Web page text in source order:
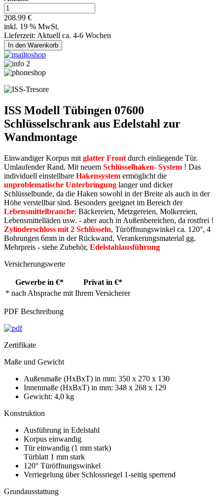
208.99 €
inkl. 19 % MwSt.
Lieferzeit: Aktuell ca. 4-6 Wochen
ISS Modell Tübingen 07600
Schlüsselschrank aus Edelstahl zur
Wandmontage
Einwandiger Korpus mit glatter Front durch einliegende Tür.
Umlaufender Rand. Mit neuem Schlüsselhaken- System ! Das
individuell einstellbare Hakensystem ermöglicht die
unproblematische Unterbringung langer und dicker
Schlüsselbunde, da die Haken sowohl in der Breite als auch in der
Höhe verstellbar sind. Besonders geeignet im Bereich der
Lebensmittelbranche: Bäckereien, Metzgereien, Molkereien,
Lebensmittelläden usw. - aber auch in Außenbereichen, da rostfrei !
Zylinderschloss mit 2 Schlüsseln, Türöffnungswinkel ca. 120°, 4
Bohrungen 6mm in der Rückwand, Verankerungsmaterial gg.
Mehrpreis - siehe Zubehör, Edelstahlausführung
Versicherungswerte
Gewerbe in €*
Privat in €*
* nach Absprache mit Ihrem Versicherer
PDF Beschreibung
Zertifikate
Maße und Gewicht
Außenmaße (HxBxT) in mm: 350 x 270 x 130
Innenmaße (HxBxT) in mm: 348 x 268 x 129
Gewicht: 4,0 kg
Konstruktion
Ausführung in Edelstahl
Korpus einwandig
Tür einwandig (1 mm stark)
Türblatt 1 mm stark
120° Türöffnungswinkel
Verriegelung über Schlossriegel 1-seitig sperrend
Grundausstattung